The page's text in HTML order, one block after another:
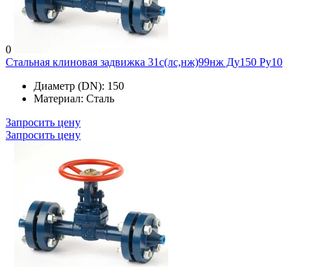
0
Стальная клиновая задвижка 31с(лс,нж)99нж Ду150 Ру10
Диаметр (DN): 150
Материал: Сталь
Запросить цену
Запросить цену